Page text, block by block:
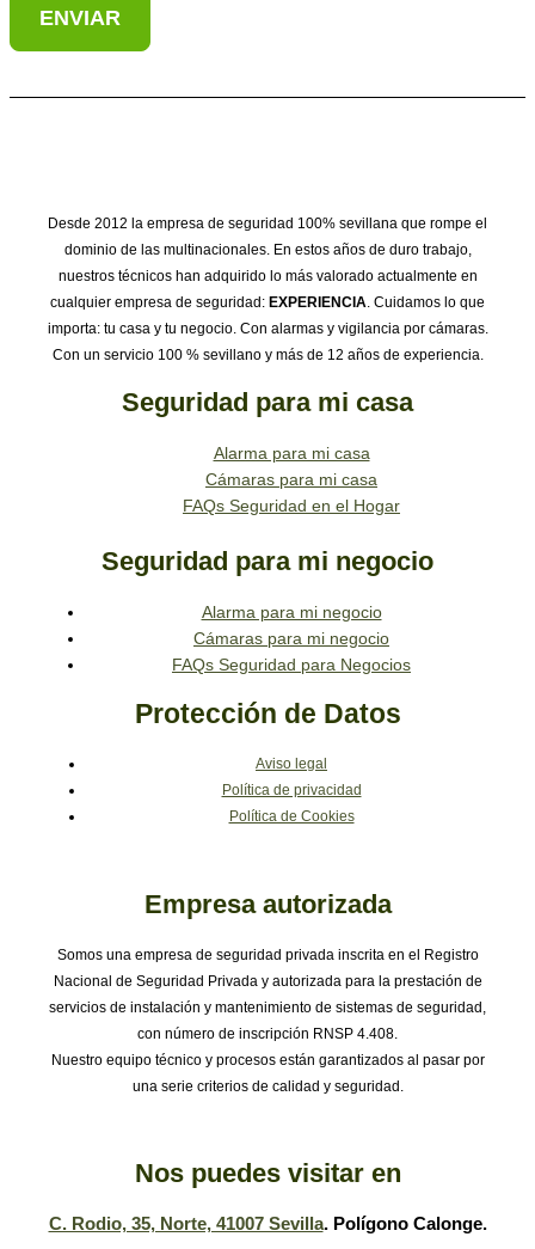
ENVIAR
Desde 2012 la empresa de seguridad 100% sevillana que rompe el
dominio de las multinacionales. En estos años de duro trabajo,
nuestros técnicos han adquirido lo más valorado actualmente en
cualquier empresa de seguridad: EXPERIENCIA. Cuidamos lo que
importa: tu casa y tu negocio. Con alarmas y vigilancia por cámaras.
Con un servicio 100 % sevillano y más de 12 años de experiencia.
Seguridad para mi casa
Alarma para mi casa
Cámaras para mi casa
FAQs Seguridad en el Hogar
Seguridad para mi negocio
Alarma para mi negocio
Cámaras para mi negocio
FAQs Seguridad para Negocios
Protección de Datos
Aviso legal
Política de privacidad
Política de Cookies
Empresa autorizada
Somos una empresa de seguridad privada inscrita en el Registro
Nacional de Seguridad Privada y autorizada para la prestación de
servicios de instalación y mantenimiento de sistemas de seguridad,
con número de inscripción RNSP 4.408.
Nuestro equipo técnico y procesos están garantizados al pasar por
una serie criterios de calidad y seguridad.
Nos puedes visitar en
C. Rodio, 35, Norte, 41007 Sevilla. Polígono Calonge.